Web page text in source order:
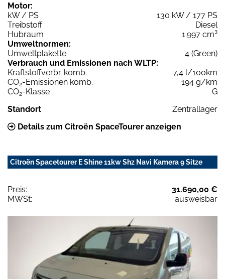
Motor:
kW / PS
130 kW / 177 PS
Treibstoff
Diesel
Hubraum
1.997 cm³
Umweltnormen:
Umweltplakette
4 (Green)
Verbrauch und Emissionen nach WLTP:
Kraftstoffverbr. komb.
7,4 l/100km
CO2-Emissionen komb.
194 g/km
CO2-Klasse
G
Standort
Zentrallager
Details zum Citroën SpaceTourer anzeigen
Citroën Spacetourer E Shine 11kw Shz Navi Kamera 9 Sitze
Preis:
31.690,00 €
MWSt:
ausweisbar